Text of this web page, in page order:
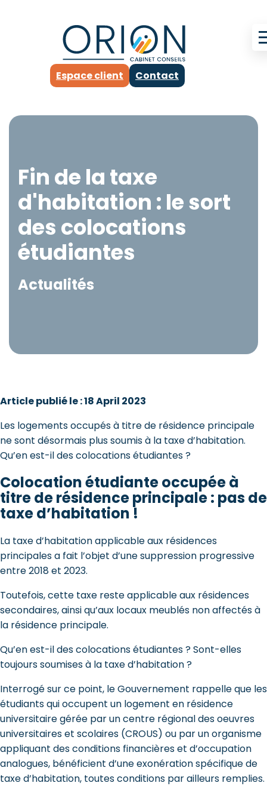
Espace client Contact
Fin de la taxe
d'habitation : le sort
des colocations
étudiantes
Actualités
Article publié le : 18 April 2023
Les logements occupés à titre de résidence principale
ne sont désormais plus soumis à la taxe d’habitation.
Qu’en est-il des colocations étudiantes ?
Colocation étudiante occupée à
titre de résidence principale : pas de
taxe d’habitation !
La taxe d’habitation applicable aux résidences
principales a fait l’objet d’une suppression progressive
entre 2018 et 2023.
Toutefois, cette taxe reste applicable aux résidences
secondaires, ainsi qu’aux locaux meublés non affectés à
la résidence principale.
Qu’en est-il des colocations étudiantes ? Sont-elles
toujours soumises à la taxe d’habitation ?
Interrogé sur ce point, le Gouvernement rappelle que les
étudiants qui occupent un logement en résidence
universitaire gérée par un centre régional des oeuvres
universitaires et scolaires (CROUS) ou par un organisme
appliquant des conditions financières et d’occupation
analogues, bénéficient d’une exonération spécifique de
taxe d’habitation, toutes conditions par ailleurs remplies.